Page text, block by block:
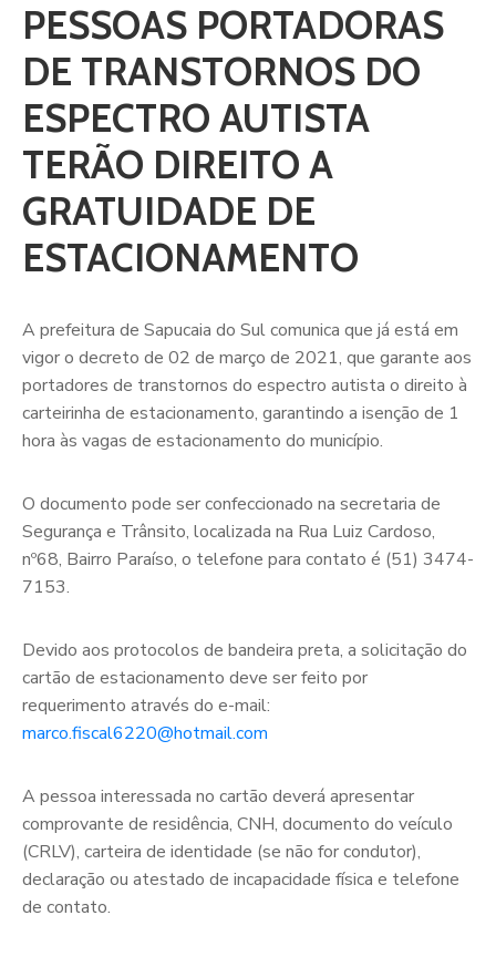
PESSOAS PORTADORAS
DE TRANSTORNOS DO
ESPECTRO AUTISTA
TERÃO DIREITO A
GRATUIDADE DE
ESTACIONAMENTO
A prefeitura de Sapucaia do Sul comunica que já está em
vigor o decreto de 02 de março de 2021, que garante aos
portadores de transtornos do espectro autista o direito à
carteirinha de estacionamento, garantindo a isenção de 1
hora às vagas de estacionamento do município.
O documento pode ser confeccionado na secretaria de
Segurança e Trânsito, localizada na Rua Luiz Cardoso,
nº68, Bairro Paraíso, o telefone para contato é (51) 3474-
7153.
Devido aos protocolos de bandeira preta, a solicitação do
cartão de estacionamento deve ser feito por
requerimento através do e-mail:
marco.fiscal6220@hotmail.com
A pessoa interessada no cartão deverá apresentar
comprovante de residência, CNH, documento do veículo
(CRLV), carteira de identidade (se não for condutor),
declaração ou atestado de incapacidade física e telefone
de contato.